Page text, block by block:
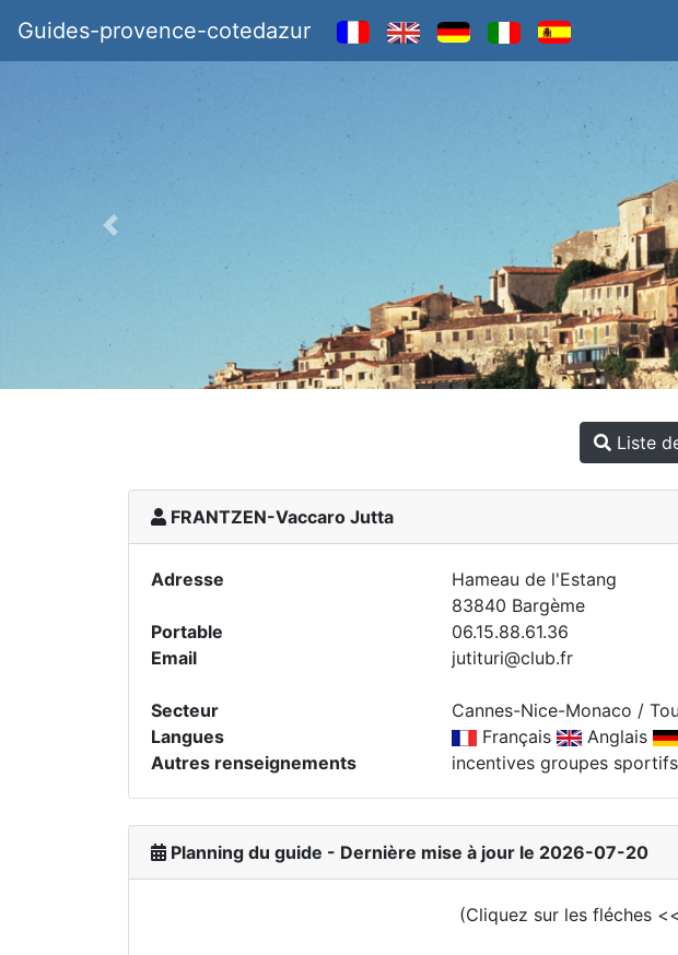
Guides-provence-cotedazur
Liste
FRANTZEN-Vaccaro Jutta
Adresse
Hameau de l'Estang
83840 Bargème
Portable
06.15.88.61.36
Email
jutituri@club.fr
Secteur
Cannes-Nice-Monaco /
Langues
Français Anglais
Autres renseignements
incentives groupes
Planning du guide - Dernière mise à jour le 2026-07-20
(Cliquez sur les fléches